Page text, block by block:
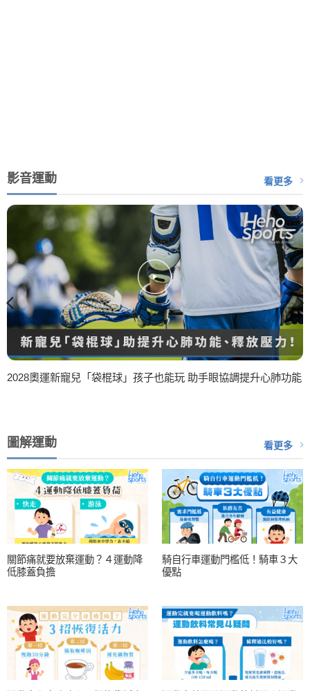
影音運動 看更多
2028奧運新寵兒「袋棍球」孩子也能玩 助手眼協調提升心肺功能
圖解運動 看更多
關節痛就要放棄運動？４運動降
低膝蓋負擔
騎自行車運動門檻低！騎車３大
優點